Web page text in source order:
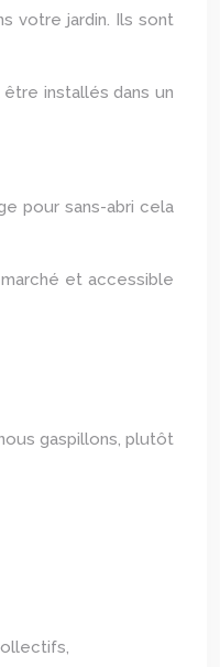
votre jardin. Ils sont
installés dans un
pour sans-abri cela
et accessible
gaspillons, plutôt